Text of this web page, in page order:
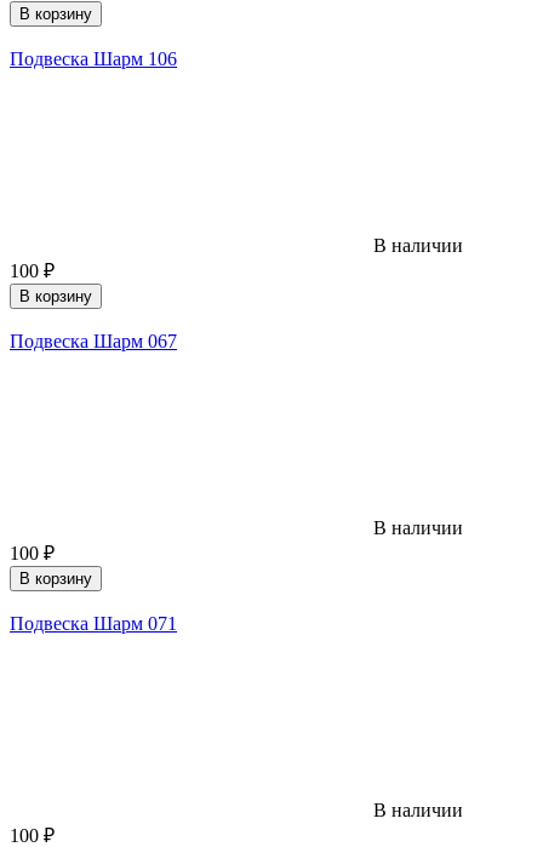
В корзину
Подвеска Шарм 106
В наличии
100 ₽
В корзину
Подвеска Шарм 067
В наличии
100 ₽
В корзину
Подвеска Шарм 071
В наличии
100 ₽